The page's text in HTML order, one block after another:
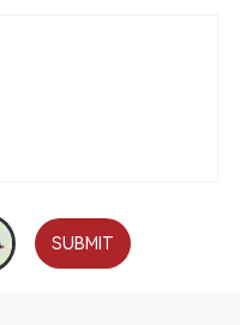
SUBMIT